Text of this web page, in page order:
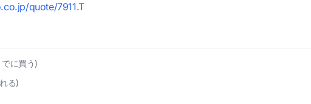
quote/7911.T
に買う)
る)